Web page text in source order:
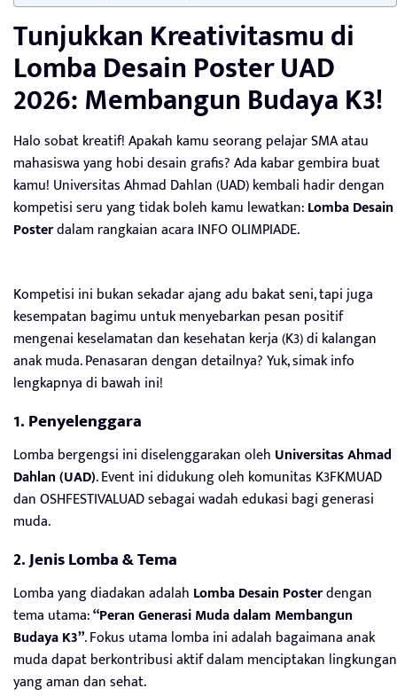
Tunjukkan Kreativitasmu di
Lomba Desain Poster UAD
2026: Membangun Budaya K3!
Halo sobat kreatif! Apakah kamu seorang pelajar SMA atau
mahasiswa yang hobi desain grafis? Ada kabar gembira buat
kamu! Universitas Ahmad Dahlan (UAD) kembali hadir dengan
kompetisi seru yang tidak boleh kamu lewatkan:Lomba Desain
Posterdalam rangkaian acara INFO OLIMPIADE.
Kompetisi ini bukan sekadar ajang adu bakat seni, tapi juga
kesempatan bagimu untuk menyebarkan pesan positif
mengenai keselamatan dan kesehatan kerja (K3) di kalangan
anak muda. Penasaran dengan detailnya? Yuk, simak info
lengkapnya di bawah ini!
1. Penyelenggara
Lomba bergengsi ini diselenggarakan oleh Universitas Ahmad
Dahlan (UAD). Event ini didukung oleh komunitas K3FKMUAD
dan OSHFESTIVALUAD sebagai wadah edukasi bagi generasi
muda.
2. Jenis Lomba & Tema
Lomba yang diadakan adalah Lomba Desain Posterdengan
tema utama:“Peran Generasi Muda dalam Membangun
Budaya K3”. Fokus utama lomba ini adalah bagaimana anak
muda dapat berkontribusi aktif dalam menciptakan lingkungan
yang aman dan sehat.